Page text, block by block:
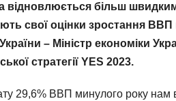
відновлюється більш
свої оцінки зростання
України – Міністр економіки
стратегії YES 2023.
29,6% ВВП минулого року нам